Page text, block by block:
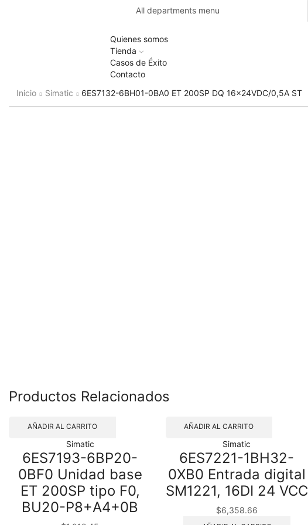
All departments menu
Quienes somos
Tienda
Casos de Éxito
Contacto
Inicio Simatic 6ES7132-6BH01-0BA0 ET 200SP DQ 16x24VDC/0,5A ST
Productos Relacionados
AÑADIR AL CARRITO
Simatic
6ES7193-6BP20-
0BF0 Unidad base
ET 200SP tipo F0,
BU20-P8+A4+0B
AÑADIR AL CARRITO
Simatic
6ES7221-1BH32-
0XB0 Entrada digital
SM1221, 16DI 24 VCC
$6,358.66